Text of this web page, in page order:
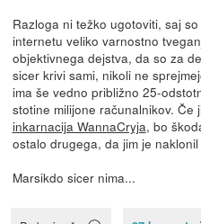
Razloga ni težko ugotoviti, saj
internetu veliko varnostno
objektivnega dejstva, da so za
sicer krivi sami, nikoli ne
ima še vedno približno 25-
stotine milijone računalnikov. Če
inkarnacija WannaCryja, bo
ostalo drugega, da jim je
Marsikdo sicer nima...